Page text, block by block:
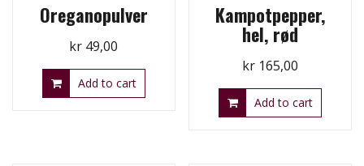
Oreganopulver
kr 49,00
Add to cart
Kampotpepper,
hel, rød
kr 165,00
Add to cart